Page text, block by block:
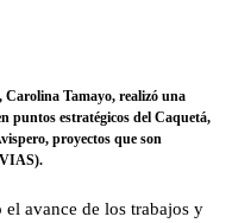
Tamayo, realizó una
puntos estratégicos del Caquetá,
proyectos que son
avance de los trabajos y